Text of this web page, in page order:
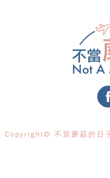
Copyright© 不當蘑菇的